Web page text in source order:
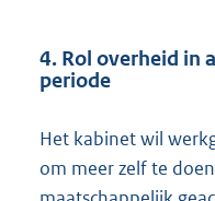
4. Rol overheid in
periode
Het kabinet wil
om meer zelf te